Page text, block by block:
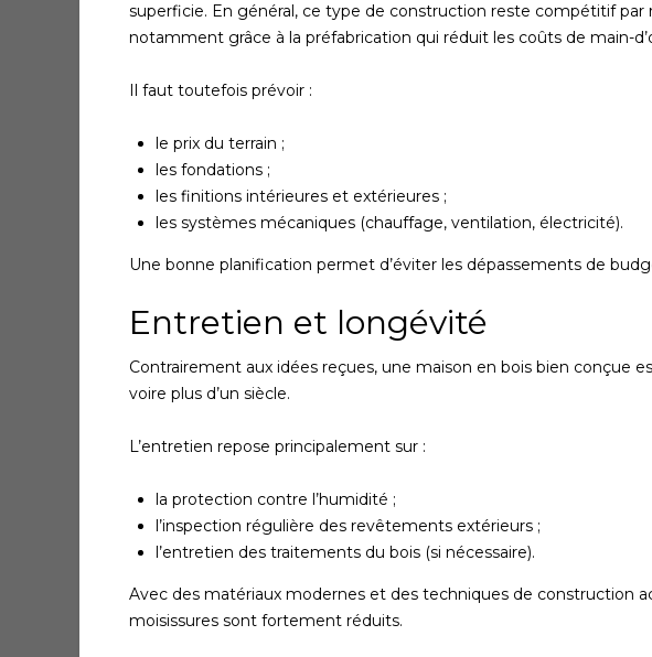
superficie. En général, ce type de construction reste compétitif par
notamment grâce à la préfabrication qui réduit les coûts de main-
Il faut toutefois prévoir :
le prix du terrain ;
les fondations ;
les finitions intérieures et extérieures ;
les systèmes mécaniques (chauffage, ventilation, électricité).
Une bonne planification permet d’éviter les dépassements de
Entretien et longévité
Contrairement aux idées reçues, une maison en bois bien conçue
voire plus d’un siècle.
L’entretien repose principalement sur :
la protection contre l’humidité ;
l’inspection régulière des revêtements extérieurs ;
l’entretien des traitements du bois (si nécessaire).
Avec des matériaux modernes et des techniques de construction
moisissures sont fortement réduits.